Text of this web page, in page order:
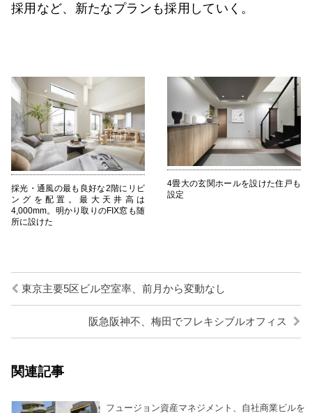
採用など、新たなプランも採用していく。
採光・通風の最も良好な2階にリビ
ングを配置。最大天井高は
4,000mm。明かり取りのFIX窓も随
所に設けた
4畳大の玄関ホールを設けた住戸も
設定
東京主要5区ビル空室率、前月から変動なし
阪急阪神不、梅田でフレキシブルオフィス
関連記事
フュージョン資産マネジメント、自社商業ビルを